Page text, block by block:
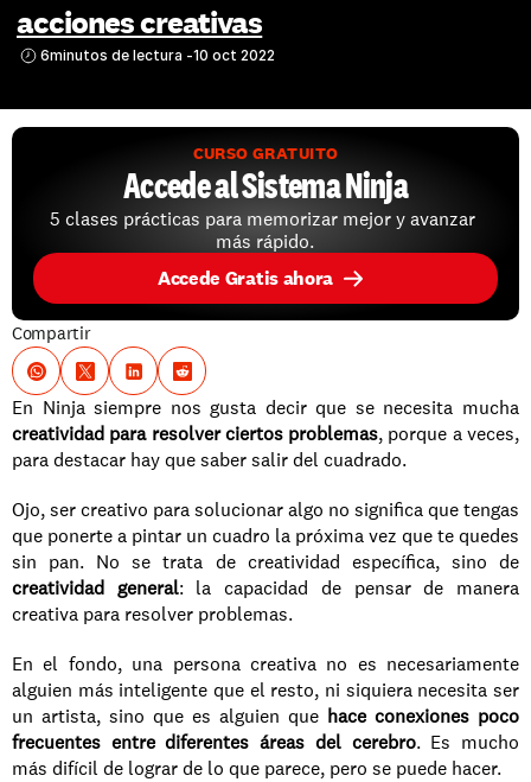
acciones creativas
6minutos de lectura -10 oct 2022
CURSO GRATUITO
Accede al Sistema Ninja
5 clases prácticas para memorizar mejor y avanzar
más rápido.
Accede Gratis ahora
Compartir
creatividad para resolver ciertos problemas, porque a veces,
para destacar hay que saber salir del cuadrado.
Ojo, ser creativo para solucionar algo no significa que tengas
que ponerte a pintar un cuadro la próxima vez que te quedes
creatividad general: la capacidad de pensar de manera
creativa para resolver problemas.
En el fondo, una persona creativa no es necesariamente
alguien más inteligente que el resto, ni siquiera necesita ser
un artista, sino que es alguien que hace conexiones poco
frecuentes entre diferentes áreas del cerebro. Es mucho
más difícil de lograr de lo que parece, pero se puede hacer.